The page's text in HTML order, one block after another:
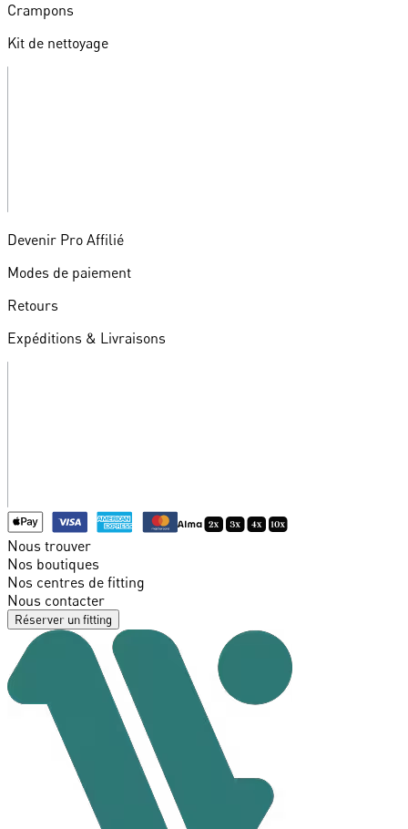
Crampons
Kit de nettoyage
Devenir Pro Affilié
Modes de paiement
Retours
Expéditions & Livraisons
Nous trouver
Nos boutiques
Nos centres de fitting
Nous contacter
Réserver un fitting